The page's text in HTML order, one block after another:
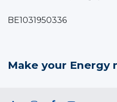
BE1031950336
Make your Energy